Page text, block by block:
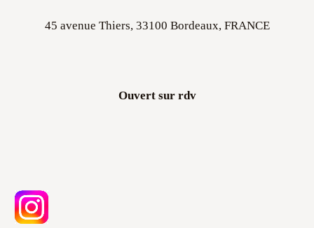
45 avenue Thiers, 33100 Bordeaux, FRANCE
Ouvert sur rdv